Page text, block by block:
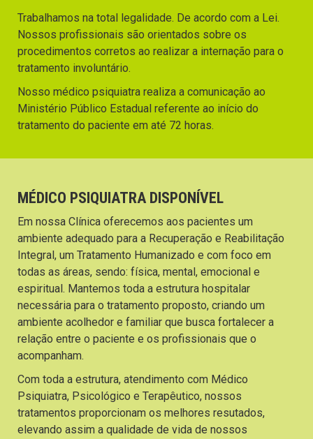
Trabalhamos na total legalidade. De acordo com a Lei.
Nossos profissionais são orientados sobre os
procedimentos corretos ao realizar a internação para o
tratamento involuntário.
Nosso médico psiquiatra realiza a comunicação ao
Ministério Público Estadual referente ao início do
tratamento do paciente em até 72 horas.
MÉDICO PSIQUIATRA DISPONÍVEL
Em nossa Clínica oferecemos aos pacientes um
ambiente adequado para a Recuperação e Reabilitação
Integral, um Tratamento Humanizado e com foco em
todas as áreas, sendo: física, mental, emocional e
espiritual. Mantemos toda a estrutura hospitalar
necessária para o tratamento proposto, criando um
ambiente acolhedor e familiar que busca fortalecer a
relação entre o paciente e os profissionais que o
acompanham.
Com toda a estrutura, atendimento com Médico
Psiquiatra, Psicológico e Terapêutico, nossos
tratamentos proporcionam os melhores resutados,
elevando assim a qualidade de vida de nossos